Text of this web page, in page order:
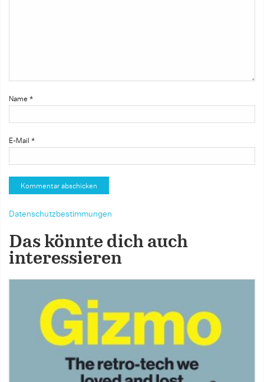
Name *
E-Mail *
Datenschutzbestimmungen
Das könnte dich auch
interessieren